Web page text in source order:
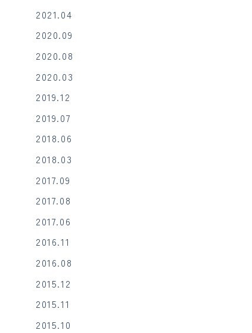
2021.04
2020.09
2020.08
2020.03
2019.12
2019.07
2018.06
2018.03
2017.09
2017.08
2017.06
2016.11
2016.08
2015.12
2015.11
2015.10